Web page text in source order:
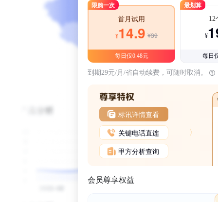
限购一次
首月试用
¥14.9 ¥39
每日仅0.48元
最划算
12
¥
每日
到期29元/月/省自动续费，可随时取消。
标讯详情查看
关键电话直连
甲方分析查询
会员尊享权益